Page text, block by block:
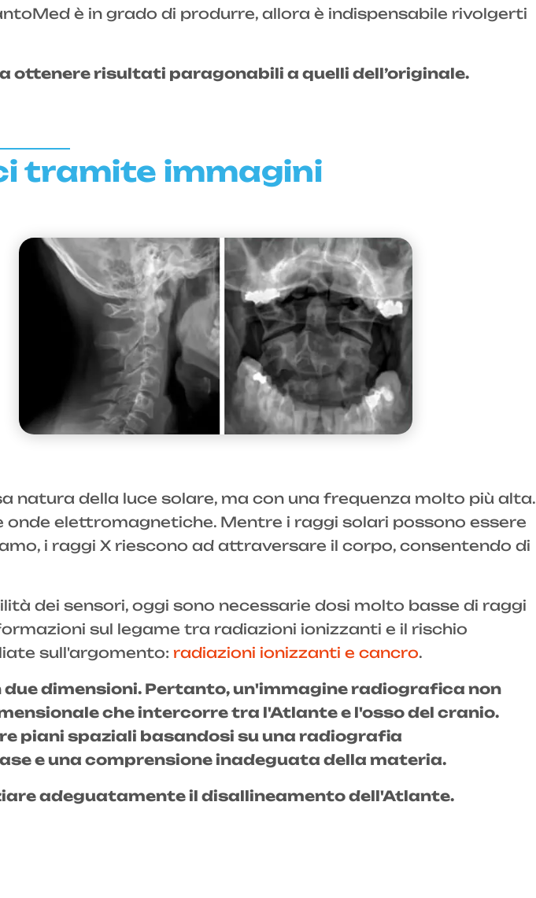
è in grado di produrre, allora è indispensabile rivolgerti
ottenere risultati paragonabili a quelli dell’originale.
tramite immagini
natura della luce solare, ma con una frequenza molto più alta.
elettromagnetiche. Mentre i raggi solari possono essere
i raggi X riescono ad attraversare il corpo, consentendo di
dei sensori, oggi sono necessarie dosi molto basse di raggi
sul legame tra radiazioni ionizzanti e il rischio
sull'argomento: radiazioni ionizzanti e cancro.
dimensioni. Pertanto, un'immagine radiografica non
che intercorre tra l'Atlante e l'osso del cranio.
piani spaziali basandosi su una radiografia
e una comprensione inadeguata della materia.
adeguatamente il disallineamento dell'Atlante.